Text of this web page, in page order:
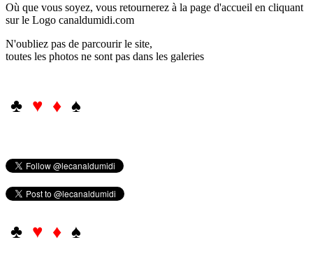
Où que vous soyez, vous retournerez à la page d'accueil en cliquant
sur le Logo canaldumidi.com
N'oubliez pas de parcourir le site,
toutes les photos ne sont pas dans les galeries
♣ ♥ ♦ ♠
♣ ♥ ♦ ♠